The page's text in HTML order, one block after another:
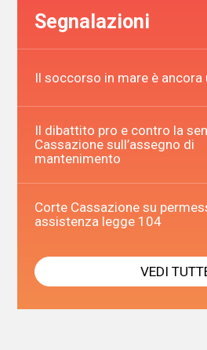
Segnalazioni
Il soccorso in mare è ancora
Il dibattito pro e contro la
Cassazione sull’assegno di
mantenimento
Corte Cassazione su
assistenza legge 104
VEDI